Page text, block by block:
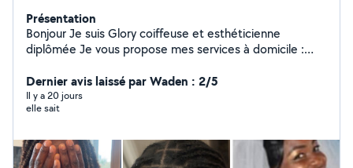
Présentation
Bonjour Je suis Glory coiffeuse et esthéticienne
diplômée Je vous propose mes services à domicile :
types de cheveux Manucure & pédicure Soins du visage
Relooking & bien-être Menege Babysitting Je me
déplace partout Travail soigné Professionnalisme
message privé pour plus d'infos ou pour prendre rendez-
vous !
Dernier avis laissé par Waden : 2/5
Il y a 20 jours
elle sait